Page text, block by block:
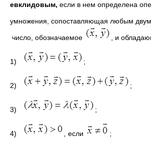
евклидовым, если в нем определена
умножения, сопоставляющая любым двум
число, обозначаемое , и
1) ;
2) ;
3) ;
4) если ;